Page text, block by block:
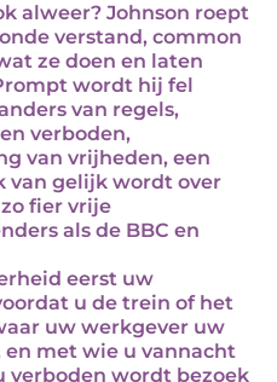
alweer? Johnson roept
verstand, common
ze doen en laten
wordt hij fel
van regels,
verboden,
van vrijheden, een
van gelijk wordt over
fier vrije
als de BBC en
eerst uw
u de trein of het
uw werkgever uw
met wie u vannacht
verboden wordt bezoek